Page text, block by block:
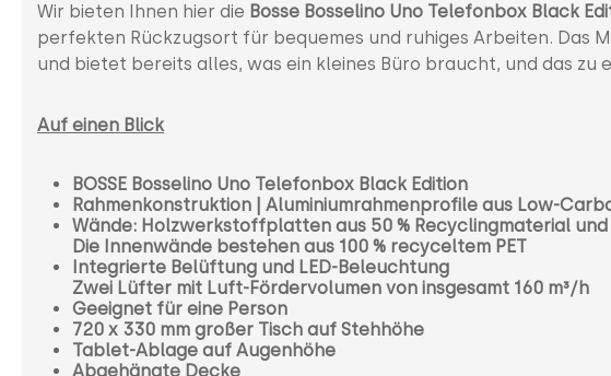
Wir bieten Ihnen hier die Bosse Bosselino Uno Telefonbox Black
perfekten Rückzugsort für bequemes und ruhiges Arbeiten. Das
und bietet bereits alles, was ein kleines Büro braucht, und das zu
Auf einen Blick
BOSSE Bosselino Uno Telefonbox Black Edition
Rahmenkonstruktion | Aluminiumrahmenprofile aus Low-
Wände: Holzwerkstoffplatten aus 50 % Recyclingmaterial
Die Innenwände bestehen aus 100 % recyceltem PET
Integrierte Belüftung und LED-Beleuchtung
Zwei Lüfter mit Luft-Fördervolumen von insgesamt 160 m³/h
Geeignet für eine Person
720 x 330 mm großer Tisch auf Stehhöhe
Tablet-Ablage auf Augenhöhe
Abgehängte Decke